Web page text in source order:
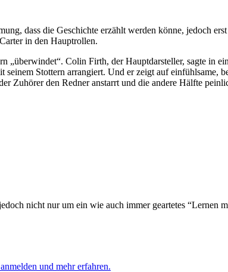
dass die Geschichte erzählt werden könne, jedoch
in den Hauptrollen.
„überwindet“. Colin Firth, der Hauptdarsteller, sagte in
Stottern arrangiert. Und er zeigt auf einfühlsame,
Zuhörer den Redner anstarrt und die andere Hälfte
nicht nur um ein wie auch immer geartetes “Lernen
und mehr erfahren.